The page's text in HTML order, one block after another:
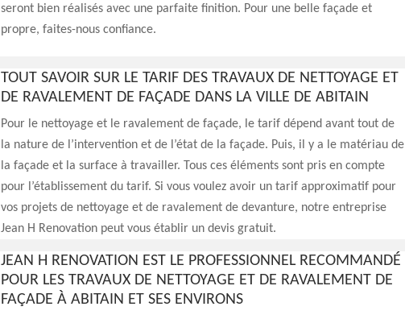
seront bien réalisés avec une parfaite finition. Pour une belle façade et
propre, faites-nous confiance.
TOUT SAVOIR SUR LE TARIF DES TRAVAUX DE NETTOYAGE ET
DE RAVALEMENT DE FAÇADE DANS LA VILLE DE ABITAIN
Pour le nettoyage et le ravalement de façade, le tarif dépend avant tout de
la nature de l’intervention et de l’état de la façade. Puis, il y a le matériau de
la façade et la surface à travailler. Tous ces éléments sont pris en compte
pour l’établissement du tarif. Si vous voulez avoir un tarif approximatif pour
vos projets de nettoyage et de ravalement de devanture, notre entreprise
Jean H Renovation peut vous établir un devis gratuit.
JEAN H RENOVATION EST LE PROFESSIONNEL RECOMMANDÉ
POUR LES TRAVAUX DE NETTOYAGE ET DE RAVALEMENT DE
FAÇADE À ABITAIN ET SES ENVIRONS